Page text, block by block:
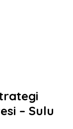
– Sulu